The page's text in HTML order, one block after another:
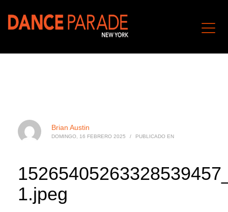
Brian Austin
DOMINGO, 16 FEBRERO 2025 / PUBLICADO EN
1.jpeg